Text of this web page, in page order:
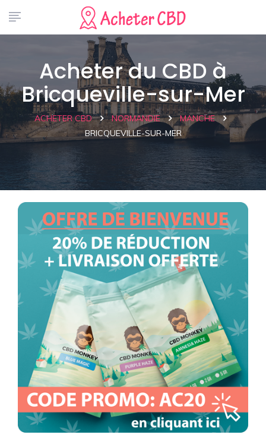
Acheter du CBD à
Bricqueville-sur-Mer
ACHETER CBD NORMANDIE
MANCHE
BRICQUEVILLE-SUR-MER